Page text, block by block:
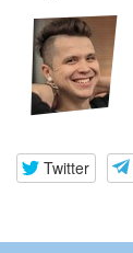
Twitter